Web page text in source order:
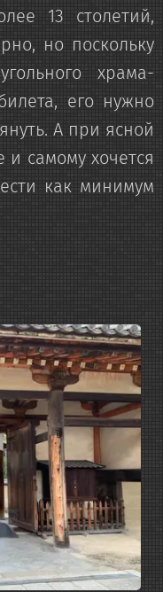
13 столетий,
но поскольку
храма-
его нужно
А при ясной
и самому хочется
как минимум